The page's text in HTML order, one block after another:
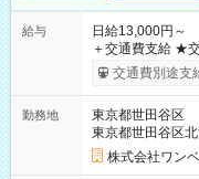
給与
日給13,000円～
＋交通費支給 ★交通費全額支給！ ┗案件により規定あり ★日払
いOK！（規定あ
ンビニATMから 日払
交通費別途支
勤務地
東京都世田谷区
東京都世田谷区
株式会社ワン